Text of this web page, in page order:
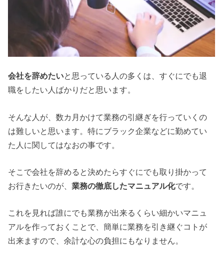
会社を辞めたいと思っている人の多くは、すぐにでも退
職をしたい人ばかりだと思います。
そんな人が、数カ月かけて業務の引継ぎを行っていくの
は難しいと思います。特にブラック企業などに勤めてい
た人に関してはなおの事です。
そこで会社を辞めると決めたらすぐにでも取り掛かって
お行きたいのが、業務の徹底したマニュアル化です。
これを見れば誰にでも業務が出来るくらい細かいマニュ
アルを作っておくことで、簡単に業務を引き継ぐコトが
出来ますので、余計な心の負担にもなりません。